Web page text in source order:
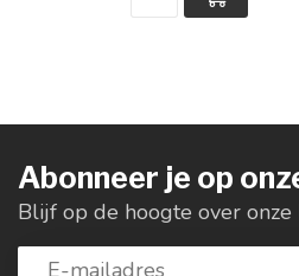
Abonneer je op
Blijf op de hoogte over onze